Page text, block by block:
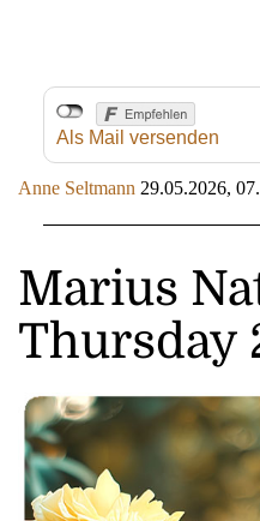
Als Mail versenden
Anne Seltmann 29.05.2026,
Marius
Thursday